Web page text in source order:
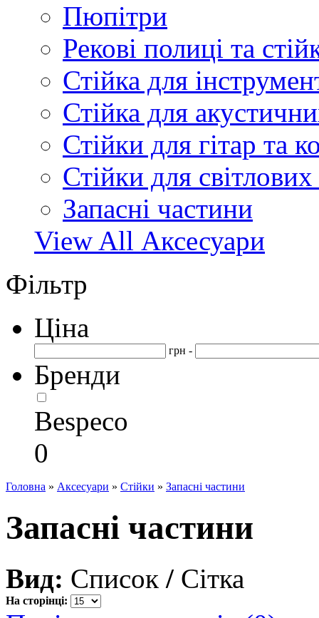
Пюпітри
Рекові полиці та
Стійка для
Стійка для
Стійки для гітар та
Стійки для
Запасні частини
View All Аксесуари
Фільтр
Ціна
грн -
Бренди
Bespeco
0
Головна » Аксесуари » Стійки » Запасні частини
Запасні частини
Вид: Список / Сітка
На сторінці: